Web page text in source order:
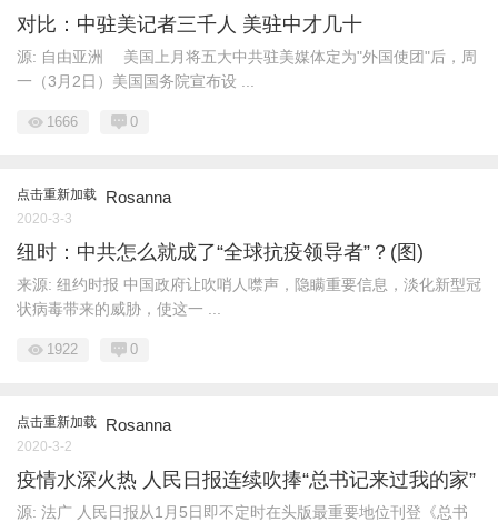
对比：中驻美记者三千人 美驻中才几十
源: 自由亚洲 美国上月将五大中共驻美媒体定为"外国使团"后，周
一（3月2日）美国国务院宣布设 ...
1666 0
点击重新加载 Rosanna
2020-3-3
纽时：中共怎么就成了“全球抗疫领导者”？(图)
来源: 纽约时报 中国政府让吹哨人噤声，隐瞒重要信息，淡化新型冠
状病毒带来的威胁，使这一 ...
1922 0
点击重新加载 Rosanna
2020-3-2
疫情水深火热 人民日报连续吹捧“总书记来过我的家”
源: 法广 人民日报从1月5日即不定时在头版最重要地位刊登《总书